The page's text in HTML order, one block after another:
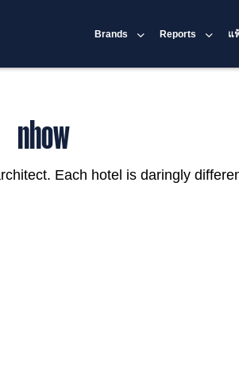
Brands Reports แ
nhow
Each hotel is daringly